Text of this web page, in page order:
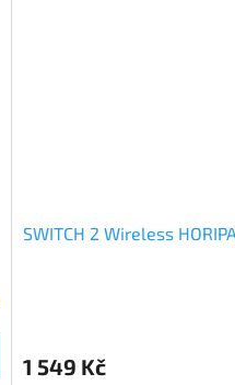
SWITCH 2 Wireless
1 549 Kč